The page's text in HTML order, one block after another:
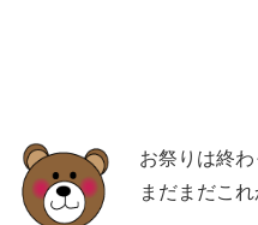
お祭りは終
まだまだこ